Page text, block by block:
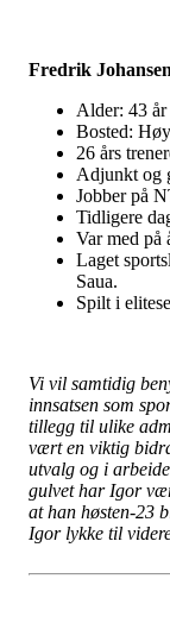
Fredrik
Alder: 43 år
Bosted:
26 års
Adjunkt og
Jobber på
Tidligere
Var med på
Laget
Saua.
Spilt i
Vi vil samtidig
innsatsen som
tillegg til ulike
vært en viktig
utvalg og i
gulvet har Igor
at han høsten-23
Igor lykke til